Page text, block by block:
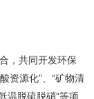
，共同开发环保
资源化”、“矿物清
温脱硫脱硝”等项